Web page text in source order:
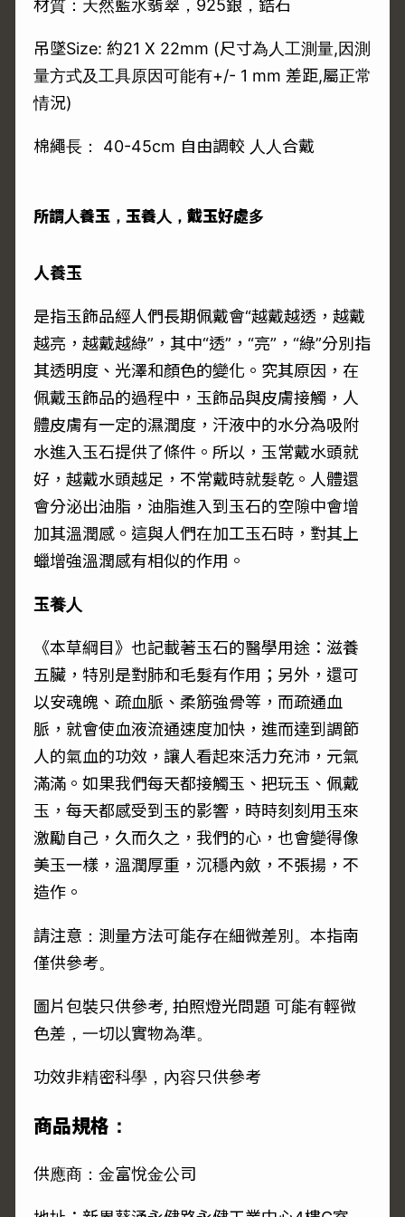
材質：天然藍水翡翠，925銀，鋯石
吊墜Size: 約21 X 22mm (尺寸為人工測量,因測
量方式及工具原因可能有+/- 1 mm 差距,屬正常
情況)
棉繩長： 40-45cm 自由調較 人人合戴
所謂人養玉，玉養人，戴玉好處多
人養玉
是指玉飾品經人們長期佩戴會“越戴越透，越戴
越亮，越戴越綠”，其中“透”，“亮”，“綠”分別指
其透明度、光澤和顏色的變化。 究其原因， 在
佩戴玉飾品的過程中，玉飾品與皮膚接觸，人
體皮膚有一定的濕潤度，汗液中的水分為吸附
水進入玉石提供了條件。所以，玉常戴水頭就
好，越戴水頭越足，不常戴時就髮乾。 人體還
會分泌出油脂，油脂進入到玉石的空隙中會增
加其溫潤感。 這與人們在加工玉石時，對其上
蠟增強溫潤感有相似的作用。
玉養人
《本草綱目》也記載著玉石的醫學用途：滋養
五臟，特別是對肺和毛髮有作用；另外，還可
以安魂魄、疏血脈、柔筋強骨等，而疏通血
脈，就會使血液流通速度加快，進而達到調節
人的氣血的功效，讓人看起來活力充沛，元氣
滿滿。如果我們每天都接觸玉、把玩玉、佩戴
玉，每天都感受到玉的影響，時時刻刻用玉來
激勵自己，久而久之，我們的心，也會變得像
美玉一樣，溫潤厚重，沉穩內斂，不張揚，不
造作。
請注意：測量方法可能存在細微差別。本指南
僅供參考。
圖片包裝只供參考, 拍照燈光問題 可能有輕微
色差，一切以實物為準。
功效非精密科學，內容只供參考
商品規格：
供應商：金富悅金公司